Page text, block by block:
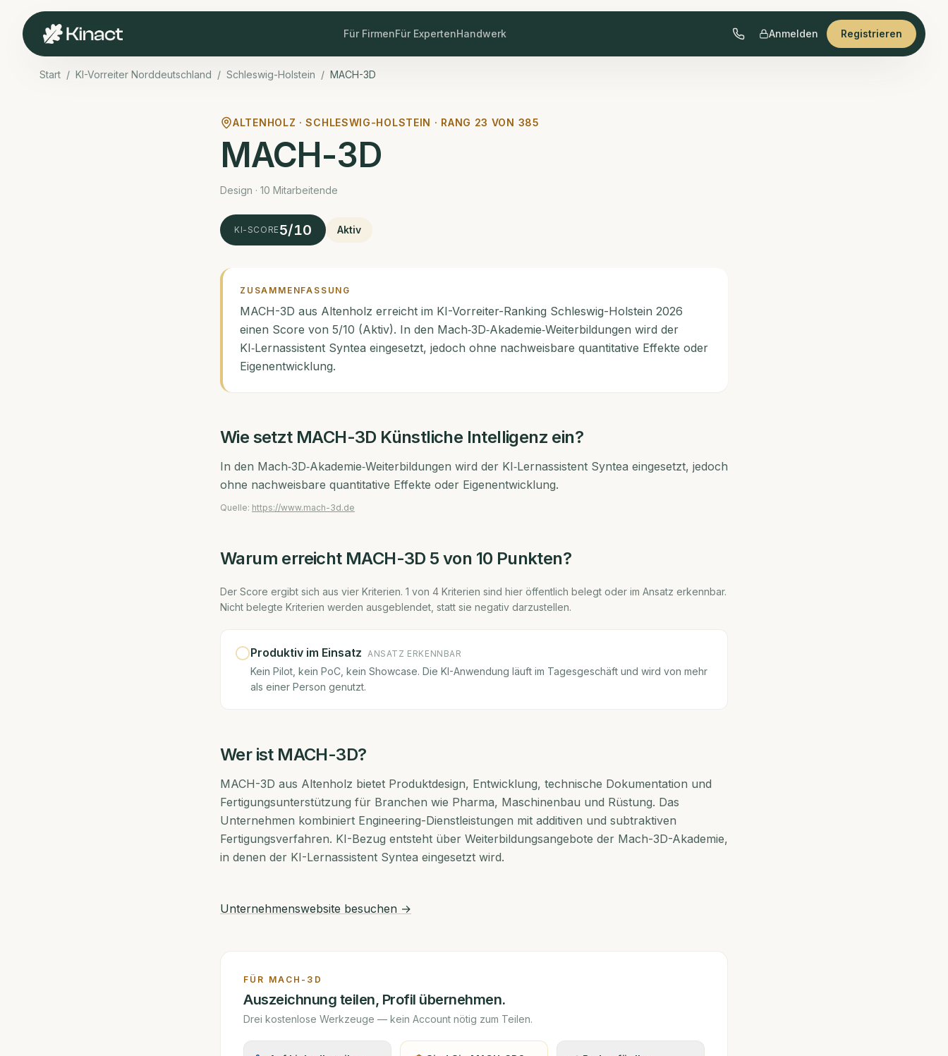
Für FirmenFür ExpertenHandwerk Anmelden Registrieren
Start / KI-Vorreiter Norddeutschland / Schleswig-Holstein / MACH-3D
ALTENHOLZ ·SCHLESWIG-HOLSTEIN · RANG 23 VON 385
MACH-3D
Design · 10 Mitarbeitende
KI-SCORE5/10 Aktiv
ZUSAMMENFASSUNG
MACH-3D aus Altenholz erreicht im KI-Vorreiter-Ranking Schleswig-Holstein 2026
einen Score von 5/10 (Aktiv). In den Mach‑3D‑Akademie‑Weiterbildungen wird der
KI‑Lernassistent Syntea eingesetzt, jedoch ohne nachweisbare quantitative Effekte oder
Eigenentwicklung.
Wie setzt MACH-3D Künstliche Intelligenz ein?
In den Mach‑3D‑Akademie‑Weiterbildungen wird der KI‑Lernassistent Syntea eingesetzt, jedoch
ohne nachweisbare quantitative Effekte oder Eigenentwicklung.
Quelle: https://www.mach-3d.de
Warum erreicht MACH-3D 5 von 10 Punkten?
Der Score ergibt sich aus vier Kriterien. 1 von 4 Kriterien sind hier öffentlich belegt oder im Ansatz erkennbar.
Nicht belegte Kriterien werden ausgeblendet, statt sie negativ darzustellen.
Produktiv im Einsatz ANSATZ ERKENNBAR
Kein Pilot, kein PoC, kein Showcase. Die KI-Anwendung läuft im Tagesgeschäft und wird von mehr
als einer Person genutzt.
Wer ist MACH-3D?
MACH-3D aus Altenholz bietet Produktdesign, Entwicklung, technische Dokumentation und
Fertigungsunterstützung für Branchen wie Pharma, Maschinenbau und Rüstung. Das
Unternehmen kombiniert Engineering-Dienstleistungen mit additiven und subtraktiven
Fertigungsverfahren. KI-Bezug entsteht über Weiterbildungsangebote der Mach-3D-Akademie,
in denen der KI-Lernassistent Syntea eingesetzt wird.
Unternehmenswebsite besuchen →
FÜR MACH-3D
Auszeichnung teilen, Profil übernehmen.
Drei kostenlose Werkzeuge — kein Account nötig zum Teilen.